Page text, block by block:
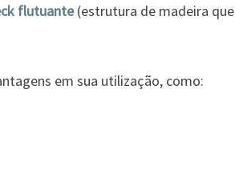
flutuante(estrutura de madeira que
em sua utilização, como: